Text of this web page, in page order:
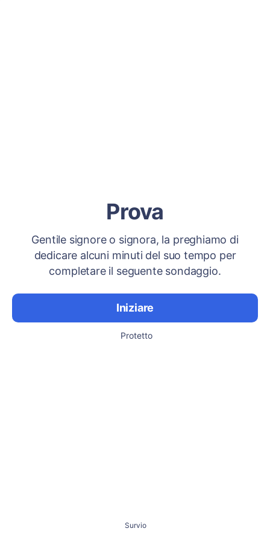
Prova
Gentile signore o signora, la preghiamo di
dedicare alcuni minuti del suo tempo per
completare il seguente sondaggio.
Iniziare
Protetto
Survio